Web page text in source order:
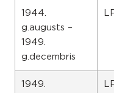
1944.
g.augusts –
1949.
g.decembris
1949.